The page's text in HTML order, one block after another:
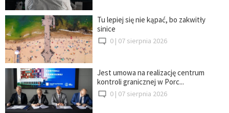
Tu lepiej się nie kąpać, bo zakwitły
sinice
0 | 07 sierpnia 2026
Jest umowa na realizację centrum
kontroli granicznej w Porc...
0 | 07 sierpnia 2026